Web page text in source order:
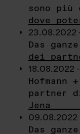
sono più
dove
23.08.2022
Das
dei
18.08.2022 -
partner
Jena
09.08.2022
Das